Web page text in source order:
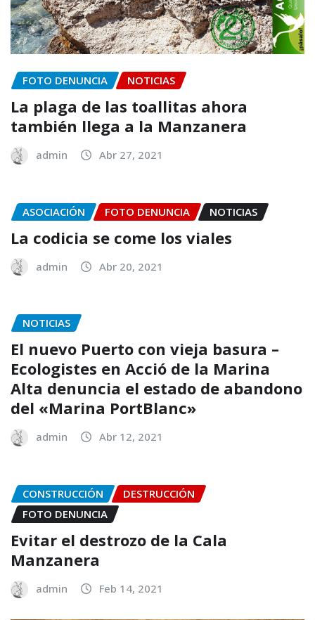
FOTO DENUNCIA NOTICIAS
La plaga de las toallitas ahora
también llega a la Manzanera
admin Abr 27, 2021
ASOCIACIÓN FOTO DENUNCIA NOTICIAS
La codicia se come los viales
admin Abr 20, 2021
NOTICIAS
El nuevo Puerto con vieja basura –
Ecologistes en Acció de la Marina
Alta denuncia el estado de abandono
del «Marina PortBlanc»
admin Abr 12, 2021
CONSTRUCCIÓN
DESTRUCCIÓN
FOTO DENUNCIA
Evitar el destrozo de la Cala
Manzanera
admin Feb 14, 2021